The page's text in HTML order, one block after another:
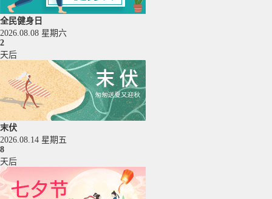
全民健身日
2026.08.08 星期六
2
天后
末伏
2026.08.14 星期五
8
天后